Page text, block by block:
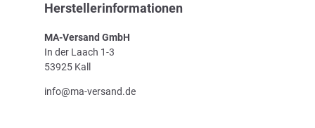
Herstellerinformationen
MA-Versand GmbH
In der Laach 1-3
53925 Kall
info@ma-versand.de